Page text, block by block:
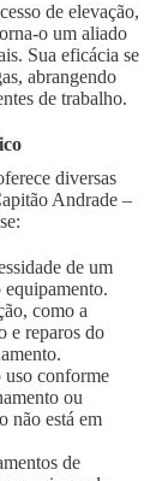
de elevação,
o um aliado
Sua eficácia se
abrangendo
de trabalho.
diversas
Andrade –
de um
como a
e reparos do
uso conforme
ou
não está em
de